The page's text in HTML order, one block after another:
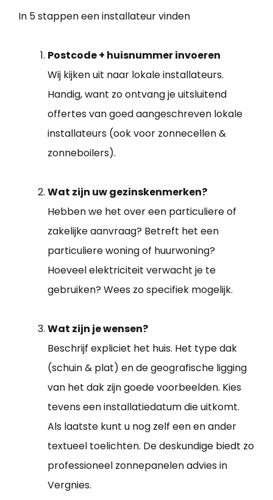
In 5 stappen een installateur vinden
Postcode + huisnummer invoeren
Wij kijken uit naar lokale installateurs.
Handig, want zo ontvang je uitsluitend
offertes van goed aangeschreven lokale
installateurs (ook voor zonnecellen &
zonneboilers).
Wat zijn uw gezinskenmerken?
Hebben we het over een particuliere of
zakelijke aanvraag? Betreft het een
particuliere woning of huurwoning?
Hoeveel elektriciteit verwacht je te
gebruiken? Wees zo specifiek mogelijk.
Wat zijn je wensen?
Beschrijf expliciet het huis. Het type dak
(schuin & plat) en de geografische ligging
van het dak zijn goede voorbeelden. Kies
tevens een installatiedatum die uitkomt.
Als laatste kunt u nog zelf een en ander
textueel toelichten. De deskundige biedt zo
professioneel zonnepanelen advies in
Vergnies.